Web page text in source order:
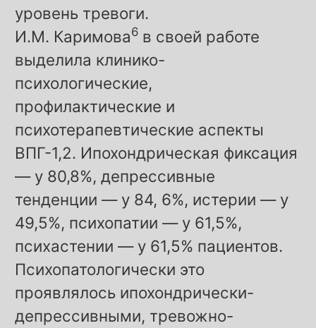
уровень тревоги.
И.М. Каримова6 в своей работе
выделила клинико-
психологические,
профилактические и
психотерапевтические аспекты
ВПГ-1,2. Ипохондрическая фиксация
— у 80,8%, депрессивные
тенденции — у 84, 6%, истерии — у
49,5%, психопатии — у 61,5%,
психастении — у 61,5% пациентов.
Психопатологически это
проявлялось ипохондрически-
депрессивными, тревожно-